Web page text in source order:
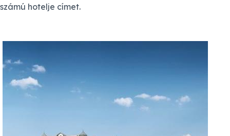
számú hotelje címet.